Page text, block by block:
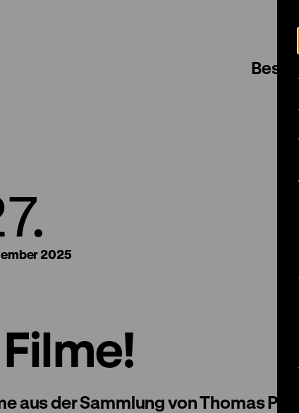
2025
aus der Sammlung von Thomas